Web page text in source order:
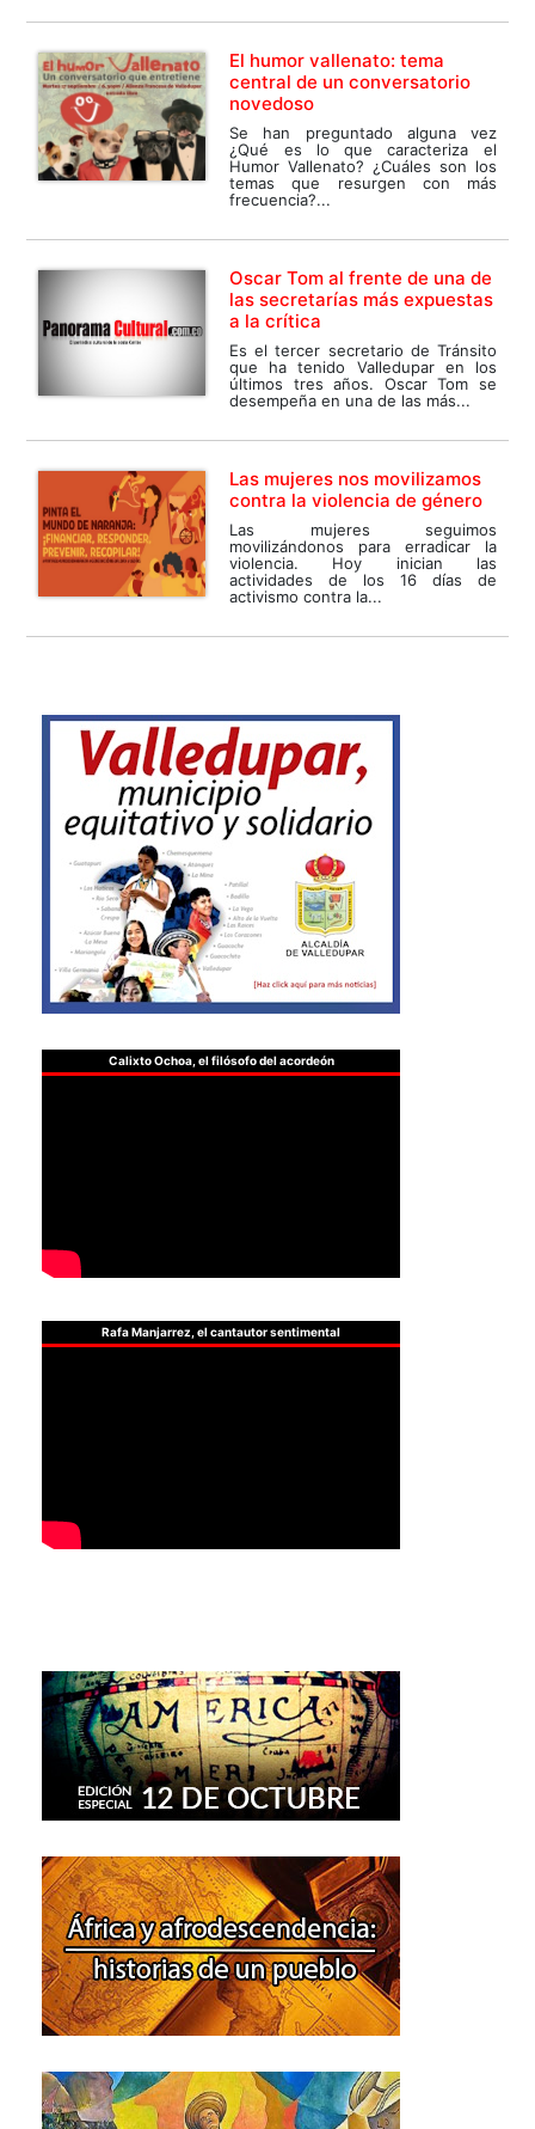
El humor vallenato: tema
central de un conversatorio
novedoso
Se han preguntado alguna vez
¿Qué es lo que caracteriza el
Humor Vallenato? ¿Cuáles son los
temas que resurgen con más
frecuencia?...
Oscar Tom al frente de una de
las secretarías más expuestas
a la crítica
Es el tercer secretario de Tránsito
que ha tenido Valledupar en los
últimos tres años. Oscar Tom se
desempeña en una de las más...
Las mujeres nos movilizamos
contra la violencia de género
Las mujeres seguimos
movilizándonos para erradicar la
violencia. Hoy inician las
actividades de los 16 días de
activismo contra la...
Calixto Ochoa, el filósofo del acordeón
Rafa Manjarrez, el cantautor sentimental